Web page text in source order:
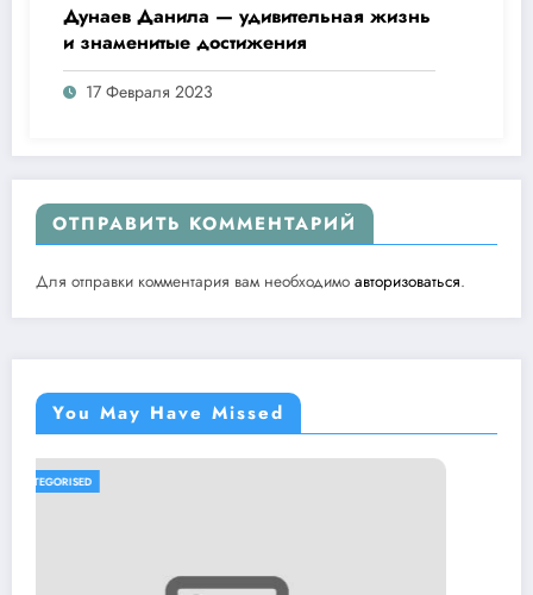
Дунаев Данила — удивительная жизнь
и знаменитые достижения
17 Февраля 2023
ОТПРАВИТЬ КОММЕНТАРИЙ
Для отправки комментария вам необходимо авторизоваться.
You May Have Missed